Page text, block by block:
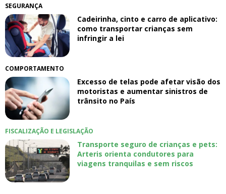
SEGURANÇA
Cadeirinha, cinto e carro de aplicativo:
como transportar crianças sem
infringir a lei
COMPORTAMENTO
Excesso de telas pode afetar visão dos
motoristas e aumentar sinistros de
trânsito no País
FISCALIZAÇÃO E LEGISLAÇÃO
Transporte seguro de crianças e pets:
Arteris orienta condutores para
viagens tranquilas e sem riscos